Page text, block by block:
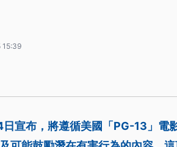
15:39
宣布，將遵循美國「PG-13」電